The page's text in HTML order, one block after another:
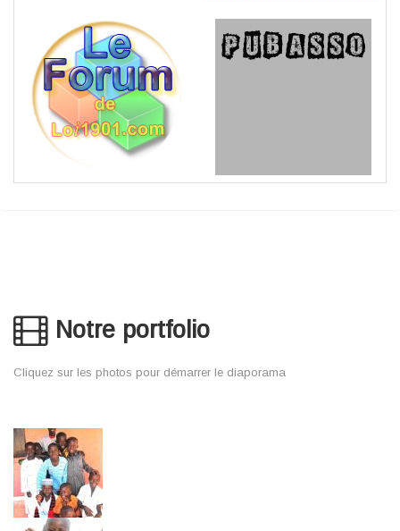
Notre portfolio
Cliquez sur les photos pour démarrer le diaporama